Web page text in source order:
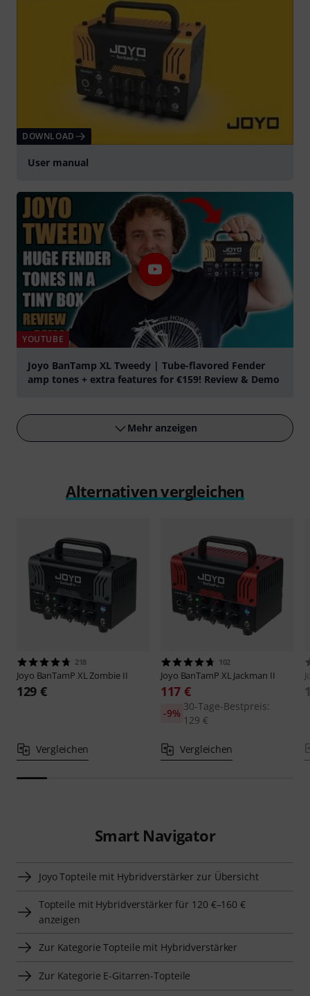
DOWNLOAD
User manual
YOUTUBE
Joyo BanTamp XL Tweedy | Tube-flavored Fender
amp tones + extra features for €159! Review & Demo
Mehr anzeigen
Alternativen vergleichen
218
Joyo BanTamP XL Zombie II
129 €
Vergleichen
102
Joyo BanTamP XL Jackman II
117 €
30-Tage-Bestpreis:
129 €
-9%
Vergleichen
Smart Navigator
Joyo Topteile mit Hybridverstärker zur Übersicht
Topteile mit Hybridverstärker für 120 €–160 €
anzeigen
Zur Kategorie Topteile mit Hybridverstärker
Zur Kategorie E-Gitarren-Topteile